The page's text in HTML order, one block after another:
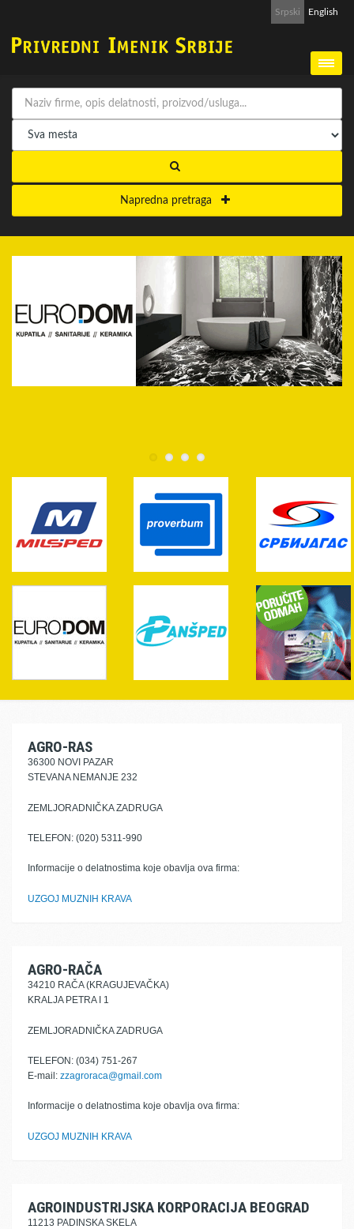
Srpski English
Napredna pretraga
AGRO-RAS
36300 NOVI PAZAR
STEVANA NEMANJE 232
ZEMLJORADNIČKA ZADRUGA
TELEFON: (020) 5311-990
Informacije o delatnostima koje obavlja ova firma:
UZGOJ MUZNIH KRAVA
AGRO-RAČA
34210 RAČA (KRAGUJEVAČKA)
KRALJA PETRA I 1
ZEMLJORADNIČKA ZADRUGA
TELEFON: (034) 751-267
E-mail: zzagroraca@gmail.com
Informacije o delatnostima koje obavlja ova firma:
UZGOJ MUZNIH KRAVA
AGROINDUSTRIJSKA KORPORACIJA BEOGRAD
11213 PADINSKA SKELA